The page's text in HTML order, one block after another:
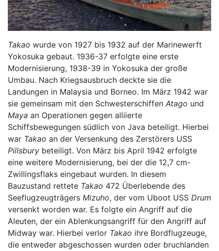
Takao wurde von 1927 bis 1932 auf der Marinewerft
Yokosuka gebaut. 1936-37 erfolgte eine erste
Modernisierung, 1938-39 in Yokosuka der große
Umbau. Nach Kriegsausbruch deckte sie die
Landungen in Malaysia und Borneo. Im März 1942 war
sie gemeinsam mit den Schwesterschiffen Atago und
Maya an Operationen gegen alliierte
Schiffsbewegungen südlich von Java beteiligt. Hierbei
war Takao an der Versenkung des Zerstörers USS
Pillsbury beteiligt. Von März bis April 1942 erfolgte
eine weitere Modernisierung, bei der die 12,7 cm-
Zwillingsflaks eingebaut wurden. In diesem
Bauzustand rettete Takao 472 Überlebende des
Seeflugzeugträgers Mizuho, der vom Uboot USS Drum
versenkt worden war. Es folgte ein Angriff auf die
Aleuten, der ein Ablenkungsangriff für den Angriff auf
Midway war. Hierbei verlor Takao ihre Bordflugzeuge,
die entweder abgeschossen wurden oder bruchlanden